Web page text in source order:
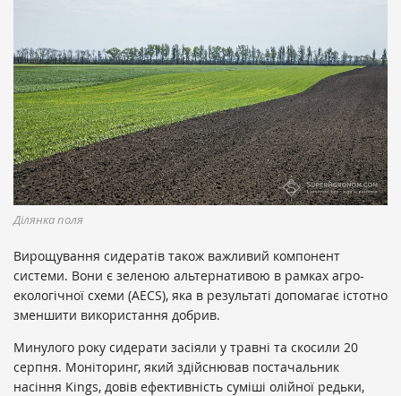
Ділянка поля
Вирощування сидератів також важливий компонент
системи. Вони є зеленою альтернативою в рамках агро-
екологічної схеми (AECS), яка в результаті допомагає істотно
зменшити використання добрив.
Минулого року сидерати засіяли у травні та скосили 20
серпня. Моніторинг, який здійснював постачальник
насіння Kings, довів ефективність суміші олійної редьки,